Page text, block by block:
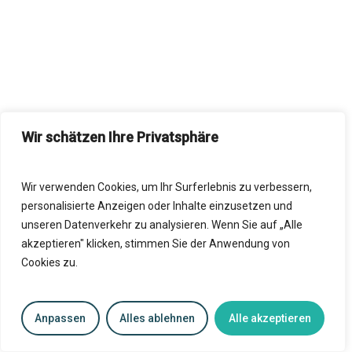
Wir schätzen Ihre Privatsphäre
Wir verwenden Cookies, um Ihr Surferlebnis zu verbessern,
personalisierte Anzeigen oder Inhalte einzusetzen und
unseren Datenverkehr zu analysieren. Wenn Sie auf „Alle
akzeptieren" klicken, stimmen Sie der Anwendung von
Cookies zu.
Anpassen Alles ablehnen Alle akzeptieren
English